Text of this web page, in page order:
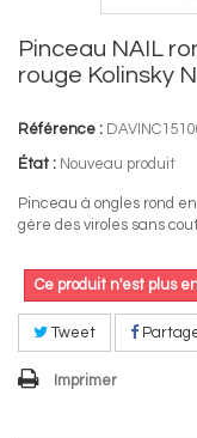
Pinceau NAIL
rouge Kolinsky
Référence :
État : Nouveau produit
Pinceau à ongles rond
gère des viroles sans
Ce produit n'est plus
Tweet
Imprimer